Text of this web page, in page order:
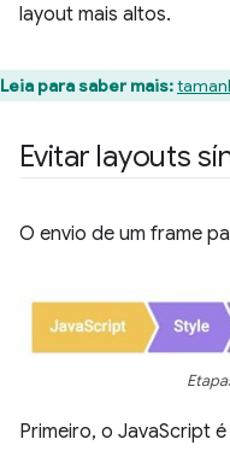
layout mais altos.
Leia para saber mais:
Evitar layouts
O envio de um frame
Primeiro, o JavaScript